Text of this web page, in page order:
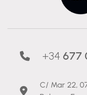
+34 677
C/ Mar 22,